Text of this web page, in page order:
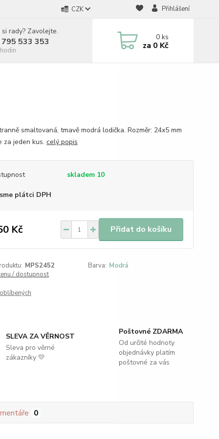
CZK Přihlášení
rady? Zavolejte.
533 353 0ks
za 0 Kč
smaltovaná, tmavě modrá lodička. Rozměr: 24x5 mm
za jeden kus. celý popis
skladem 10
plátci DPH
Kč Přidat do košíku
MPS2452 Barva: Modrá
/ dostupnost
SLEVA ZA VĚRNOST
Sleva pro věrné
zákazníky 💛
Poštovné ZDARMA
Od určité hodnoty
objednávky platím
poštovné za vás
0